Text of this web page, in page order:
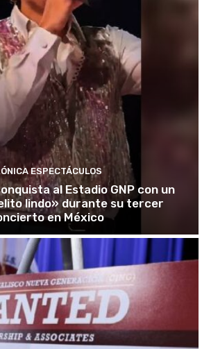
ESPECTÁCULOS
al Estadio GNP con un
lindo» durante su tercer
en México